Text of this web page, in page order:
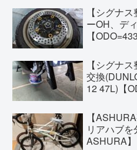
【シグナ
ーOH、デ
【
【シグナ
交換
12 47L)【
【
リアハブ
ASHURA】